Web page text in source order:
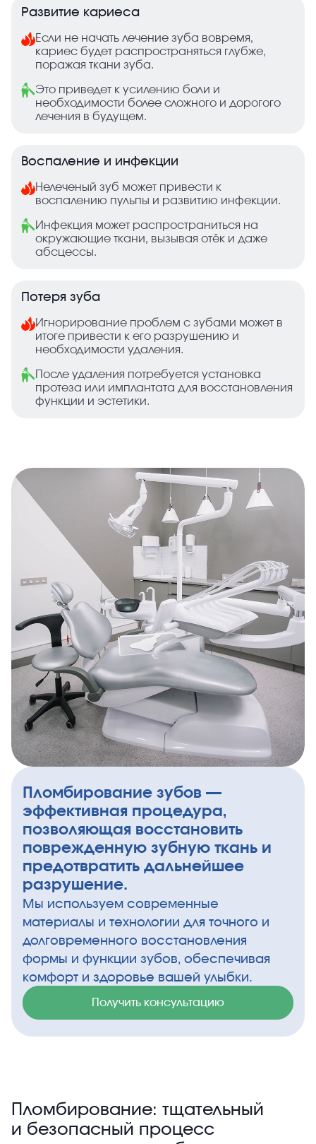
Развитие кариеса
Если не начать лечение зуба вовремя,
кариес будет распространяться глубже,
поражая ткани зуба.
Это приведет к усилению боли и
необходимости более сложного и дорогого
лечения в будущем.
Воспаление и инфекции
Нелеченый зуб может привести к
воспалению пульпы и развитию инфекции.
Инфекция может распространиться на
окружающие ткани, вызывая отёк и даже
абсцессы.
Потеря зуба
Игнорирование проблем с зубами может в
итоге привести к его разрушению и
необходимости удаления.
После удаления потребуется установка
протеза или имплантата для восстановления
функции и эстетики.
Пломбирование зубов —
эффективная процедура,
позволяющая восстановить
поврежденную зубную ткань и
предотвратить дальнейшее
разрушение.
Мы используем современные
материалы и технологии для точного и
долговременного восстановления
формы и функции зубов, обеспечивая
комфорт и здоровье вашей улыбки.
Получить консультацию
Пломбирование: тщательный
и безопасный процесс